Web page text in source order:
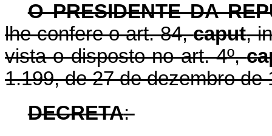
O PRESIDENTE DA
lhe confere o art. 84,caput,
vista o disposto no art. 4º,
1.199, de 27 de dezembro de
DECRETA: